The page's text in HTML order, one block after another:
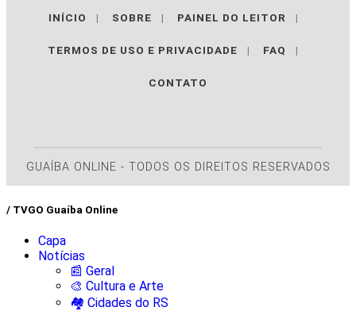
INÍCIO | SOBRE | PAINEL DO LEITOR |
TERMOS DE USO E PRIVACIDADE | FAQ |
CONTATO
GUAÍBA ONLINE - TODOS OS DIREITOS RESERVADOS
/ TVGO Guaíba Online
Capa
Notícias
📰 Geral
🎨 Cultura e Arte
🏘️ Cidades do RS